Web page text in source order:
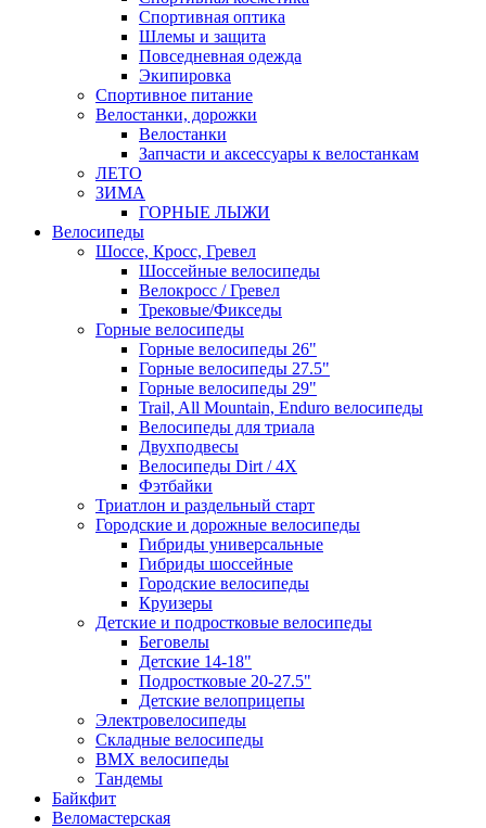
Спортивная оптика
Шлемы и защита
Повседневная одежда
Экипировка
Спортивное питание
Велостанки, дорожки
Велостанки
Запчасти и аксессуары к велостанкам
ЛЕТО
ЗИМА
ГОРНЫЕ ЛЫЖИ
Велосипеды
Шоссе, Кросс, Гревел
Шоссейные велосипеды
Велокросс / Гревел
Трековые/Фикседы
Горные велосипеды
Горные велосипеды 26"
Горные велосипеды 27.5"
Горные велосипеды 29"
Trail, All Mountain, Enduro велосипеды
Велосипеды для триала
Двухподвесы
Велосипеды Dirt / 4X
Фэтбайки
Триатлон и раздельный старт
Городские и дорожные велосипеды
Гибриды универсальные
Гибриды шоссейные
Городские велосипеды
Круизеры
Детские и подростковые велосипеды
Беговелы
Детские 14-18"
Подростковые 20-27.5"
Детские велоприцепы
Электровелосипеды
Складные велосипеды
BMX велосипеды
Тандемы
Байкфит
Веломастерская